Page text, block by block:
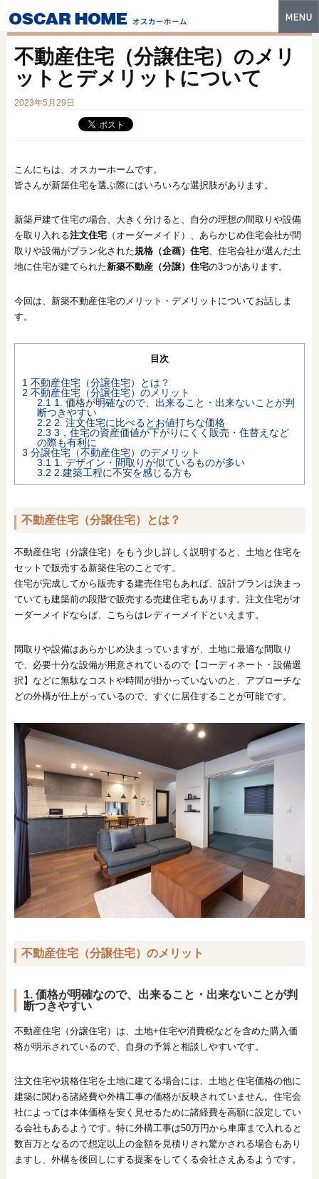
特長
イベント・モデルハウス
建築実例
フォトギャラリー
販売中の物件
不動産住宅（分譲住宅）のメリ
ットとデメリットについて
2023年5月29日
こんにちは、オスカーホームです。
皆さんが新築住宅を選ぶ際にはいろいろな選択肢があります。
新築戸建て住宅の場合、大きく分けると、自分の理想の間取りや設備
を取り入れる注文住宅 （オーダーメイド）、あらかじめ住宅会社が間
取りや設備がプラン化された規格（企画）住宅、住宅会社が選んだ土
地に住宅が建てられた新築不動産（分譲）住宅の3つがあります。
今回は、新築不動産住宅のメリット・デメリットについてお話しま
す。
目次
1 不動産住宅（分譲住宅）とは？
2 不動産住宅（分譲住宅）のメリット
2.1 1. 価格が明確なので、出来ること・出来ないことが判
断つきやすい
2.2 2. 注文住宅に比べるとお値打ちな価格
2.3 3，住宅の資産価値が下がりにくく販売・住替えなど
の際も有利に
3 分譲住宅（不動産住宅）のデメリット
3.1 1. デザイン・間取りが似ているものが多い
3.2 2.建築工程に不安を感じる方も
不動産住宅（分譲住宅）とは？
不動産住宅（分譲住宅）をもう少し詳しく説明すると、土地と住宅を
セットで販売する新築住宅のことです。
住宅が完成してから販売する建売住宅もあれば、設計プランは決まっ
ていても建築前の段階で販売する売建住宅もあります。注文住宅がオ
ーダーメイドならば、こちらはレディーメイドといえます。
間取りや設備はあらかじめ決まっていますが、土地に最適な間取り
で、必要十分な設備が用意されているので【コーディネート・設備選
択】などに無駄なコストや時間が掛かっていないのと、アプローチな
どの外構が仕上がっているので、すぐに居住することが可能です。
不動産住宅（分譲住宅）のメリット
1. 価格が明確なので、出来ること・出来ないことが判
断つきやすい
不動産住宅（分譲住宅）は、土地+住宅や消費税などを含めた購入価
格が明示されているので、自身の予算と相談しやすいです。
注文住宅や規格住宅を土地に建てる場合には、土地と住宅価格の他に
建築に関わる諸経費や外構工事の価格が反映されていません。住宅会
社によっては本体価格を安く見せるために諸経費を高額に設定してい
る会社もあるようです。特に外構工事は50万円から車庫まで入れると
数百万となるので想定以上の金額を見積りされ驚かされる場合もあり
ますし、外構を後回しにする提案をしてくる会社さえあるようです。